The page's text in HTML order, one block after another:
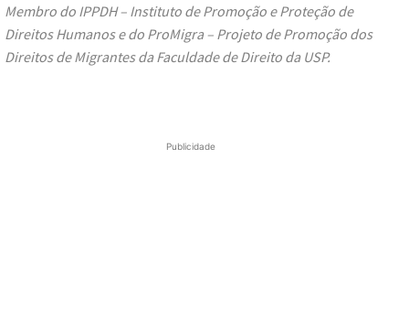
Membro do IPPDH – Instituto de Promoção e Proteção de
Direitos Humanos e do ProMigra – Projeto de Promoção dos
Direitos de Migrantes da Faculdade de Direito da USP.
Publicidade